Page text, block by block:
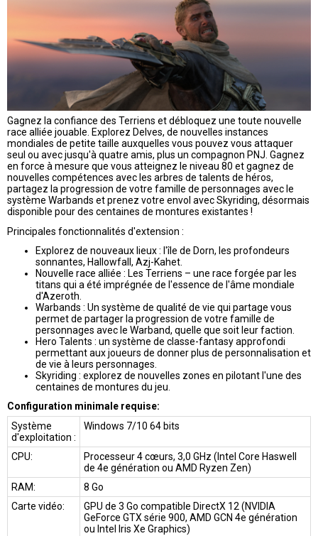
Gagnez la confiance des Terriens et débloquez une toute nouvelle
race alliée jouable. Explorez Delves, de nouvelles instances
mondiales de petite taille auxquelles vous pouvez vous attaquer
seul ou avec jusqu'à quatre amis, plus un compagnon PNJ. Gagnez
en force à mesure que vous atteignez le niveau 80 et gagnez de
nouvelles compétences avec les arbres de talents de héros,
partagez la progression de votre famille de personnages avec le
système Warbands et prenez votre envol avec Skyriding, désormais
disponible pour des centaines de montures existantes !
Principales fonctionnalités d'extension :
Explorez de nouveaux lieux : l'île de Dorn, les profondeurs
sonnantes, Hallowfall, Azj-Kahet.
Nouvelle race alliée : Les Terriens – une race forgée par les
titans qui a été imprégnée de l'essence de l'âme mondiale
d'Azeroth.
Warbands : Un système de qualité de vie qui partage vous
permet de partager la progression de votre famille de
personnages avec le Warband, quelle que soit leur faction.
Hero Talents : un système de classe-fantasy approfondi
permettant aux joueurs de donner plus de personnalisation et
de vie à leurs personnages.
Skyriding : explorez de nouvelles zones en pilotant l'une des
centaines de montures du jeu.
Configuration minimale requise:
Système
d'exploitation :
Windows 7/10 64 bits
CPU:
Processeur 4 cœurs, 3,0 GHz (Intel Core Haswell
de 4e génération ou AMD Ryzen Zen)
RAM:
8 Go
Carte vidéo:
GPU de 3 Go compatible DirectX 12 (NVIDIA
GeForce GTX série 900, AMD GCN 4e génération
ou Intel Iris Xe Graphics)